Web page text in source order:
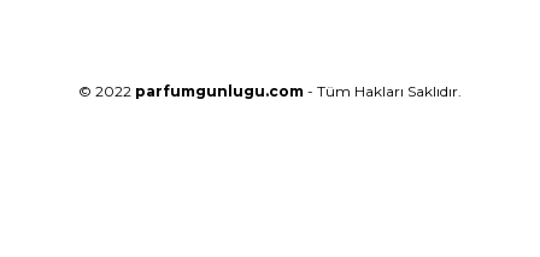
© 2022 parfumgunlugu.com - Tüm Hakları Saklıdır.